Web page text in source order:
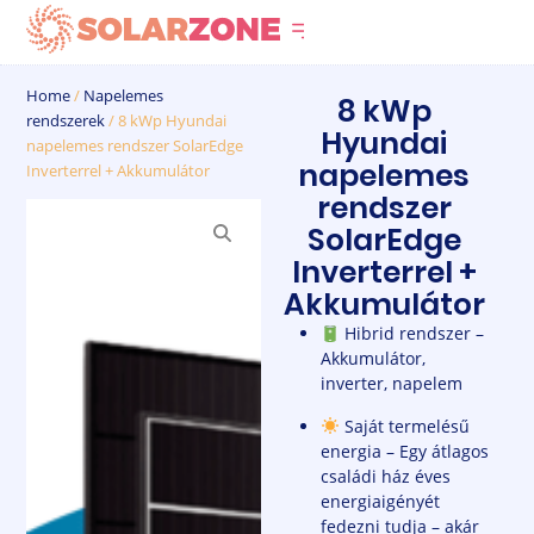
info@solarzone.hu
Home/ Napelemes
rendszerek/ 8 kWp Hyundai
napelemes rendszer SolarEdge
Inverterrel + Akkumulátor
8 kWp
Hyundai
napelemes
rendszer
SolarEdge
Inverterrel +
Akkumulátor
Hibrid rendszer –
Akkumulátor,
inverter, napelem
Saját termelésű
energia – Egy átlagos
családi ház éves
energiaigényét
fedezni tudja – akár